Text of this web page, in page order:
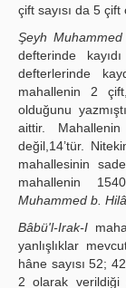
çift sayısı da 5
Şeyh
defterinde
defterlerinde
mahallenin 2
olduğunu
aittir.
değil,14’tür.
mahallesinin
mahallenin
Muhammed b.
Bâbü'l-Irak-I
yanlışlıklar
hâne sayısı 52;
2 olarak verildiği